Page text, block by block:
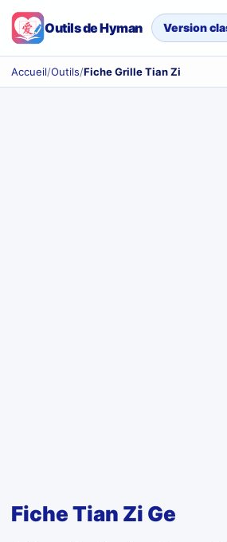
Outils de Hyman Version
Accueil/Outils/Fiche Grille Tian Zi
Fiche Tian Zi Ge